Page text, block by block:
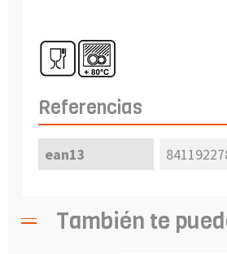
Referencias
ean13
También te